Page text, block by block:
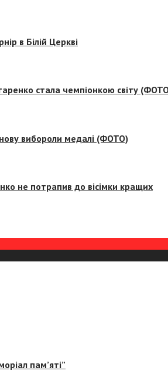
в Білій Церкві
стала чемпіонкою світу
вибороли медалі (ФОТО)
не потрапив до вісімки кращих
пам’яті”